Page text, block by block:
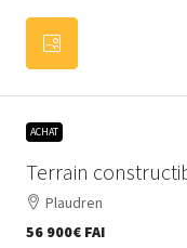
ACHAT
Terrain
Plaudren
56 900€ FAI